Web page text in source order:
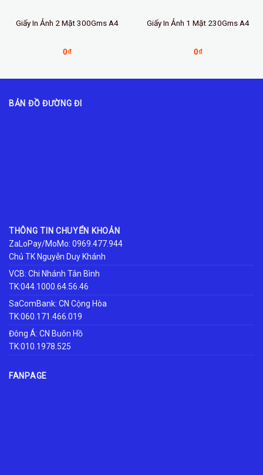
Giấy In Ảnh 2 Mặt 300Gms A4
0₫
Giấy In Ảnh 1 Mặt 230Gms A4
0₫
BẢN ĐỒ ĐƯỜNG ĐI
THÔNG TIN CHUYỂN KHOẢN
ZaLoPay/MoMo: 0969.477.944
Chủ TK Nguyễn Duy Khánh
VCB: Chi Nhánh Tân Bình
TK:044.1000.64.56.46
SaComBank: CN Cộng Hòa
TK:060.171.466.019
Đông Á: CN Buôn Hồ
TK:010.1978.525
FANPAGE